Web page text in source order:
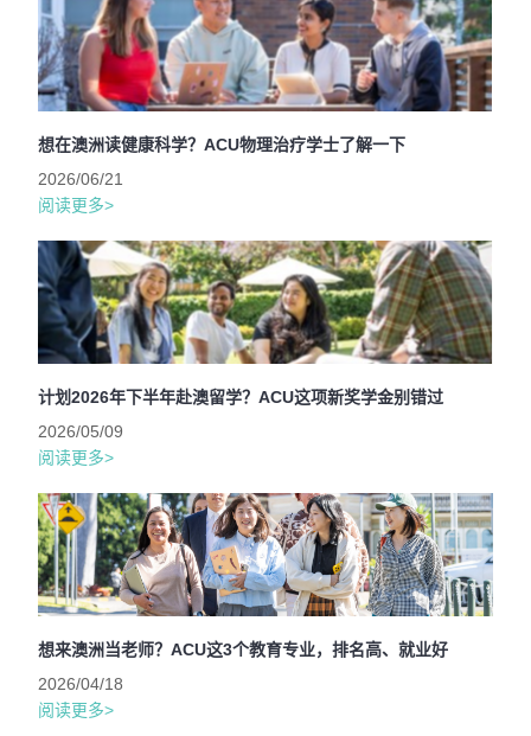
想在澳洲读健康科学？ACU物理治疗学士了解一下
2026/06/21
阅读更多>
计划2026年下半年赴澳留学？ACU这项新奖学金别错过
2026/05/09
阅读更多>
想来澳洲当老师？ACU这3个教育专业，排名高、就业好
2026/04/18
阅读更多>